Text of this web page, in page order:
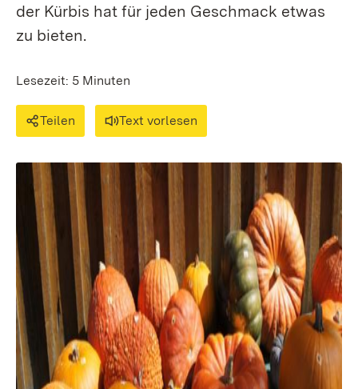
der Kürbis hat für jeden Geschmack etwas
zu bieten.
Lesezeit: 5 Minuten
Teilen Text vorlesen